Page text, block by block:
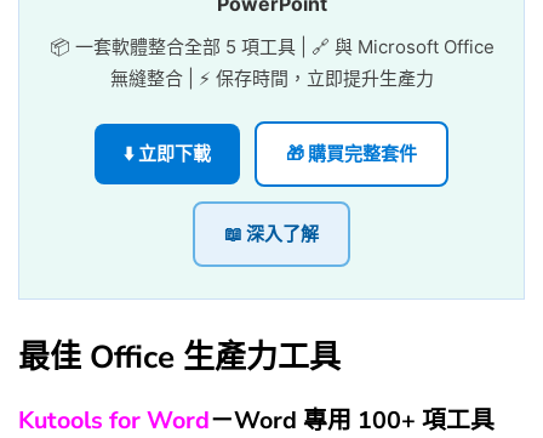
📦 一套軟體整合全部 5 項工具 | 🔗 與 Microsoft Office
無縫整合 | ⚡ 保存時間，立即提升生產力
⬇️ 立即下載 🎁 購買完整套件
📖 深入了解
最佳 Office 生產力工具
Kutools for Word－Word 專用 100+ 項工具